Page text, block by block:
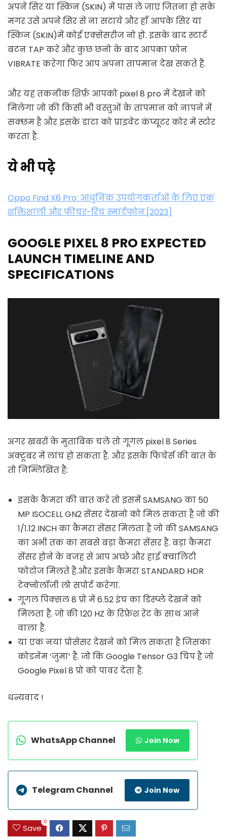
अपने सिर या स्किन (SKIN) में पास ले जाए जितना हो सके
मगर उसे अपने सिर से ना सटाये और हाँ आपके सिर या
स्किन (SKIN)में कोई एक्सेसरीज नो हो. इसके बाद स्टार्ट
बटन TAP करे और कुछ छनो के बाद आपका फ़ोन
VIBRATE करेगा फिर आप अपना तापमान देख सकते हैं.
और यह तकनीक शिर्फ़ आपको pixel 8 pro में देखने को
मिलेगा जो की किसी भी वस्तुओं के तापमान को नापने में
सक्छम है और इसके डाटा को प्राइवेट कंप्यूटर कोर में स्टोर
करता है.
ये भी पढ़े
Oppo Find X6 Pro: आधुनिक उपयोगकर्ताओं के लिए एक
शक्तिशाली और फीचर-रिच स्मार्टफोन.[2023]
GOOGLE PIXEL 8 PRO EXPECTED
LAUNCH TIMELINE AND
SPECIFICATIONS
अगर खबरों के मुताबिक चले तो गूगल pixel 8 Series
अक्टूबर में लांच हो सकता है. और इसके फिचेर्स की बात के
तो निम्लिखित हैं:
इसके कैमरा की बात करे तो इसमें SAMSANG का 50
MP ISOCELL GN2 सेंसर देखनो को मिल सकता है जो की
१/१.12 INCH का कैमरा सेंसर मिलता है जो की SAMSANG
का अभी तक का सबसे बड़ा कैमरा सेंसर है. बड़ा कैमरा
सेंसर होने के वजह से आप अच्छे और हाई क्वालिटी
फोटोज मिलते हैं.और इसके कैमरा STANDARD HDR
टेक्नोलॉजी लो सपोर्ट करेगा.
गूगल पिक्सल 8 प्रो में 6.52 इंच का डिस्प्ले देखने को
मिलता है. जो की 120 HZ के रिफ्रेश रेट के साथ आने
वाला है.
या एक नया प्रोसेसर देखने को मिल सकता है जिसका
कोडनेम ‘जुमा’ है. जो कि Google Tensor G3 चिप है जो
Google Pixel 8 प्रो को पावर देता है.
धन्यवाद !
WhatsApp Channel Join Now
Telegram Channel Join Now
Save
0